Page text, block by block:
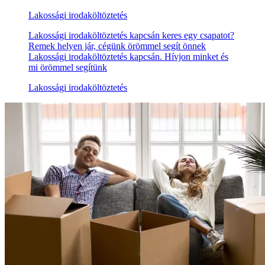
Lakossági irodaköltöztetés
Lakossági irodaköltöztetés kapcsán keres egy csapatot?
Remek helyen jár, cégünk örömmel segít önnek
Lakossági irodaköltöztetés kapcsán. Hívjon minket és
mi örömmel segítünk
Lakossági irodaköltöztetés